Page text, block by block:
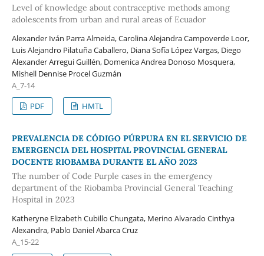
Level of knowledge about contraceptive methods among
adolescents from urban and rural areas of Ecuador
Alexander Iván Parra Almeida, Carolina Alejandra Campoverde Loor,
Luis Alejandro Pilatuña Caballero, Diana Sofía López Vargas, Diego
Alexander Arregui Guillén, Domenica Andrea Donoso Mosquera,
Mishell Dennise Procel Guzmán
A_7-14
PDF
HMTL
PREVALENCIA DE CÓDIGO PÚRPURA EN EL SERVICIO DE
EMERGENCIA DEL HOSPITAL PROVINCIAL GENERAL
DOCENTE RIOBAMBA DURANTE EL AÑO 2023
The number of Code Purple cases in the emergency
department of the Riobamba Provincial General Teaching
Hospital in 2023
Katheryne Elizabeth Cubillo Chungata, Merino Alvarado Cinthya
Alexandra, Pablo Daniel Abarca Cruz
A_15-22